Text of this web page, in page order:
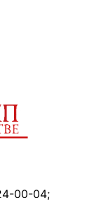
00-04;